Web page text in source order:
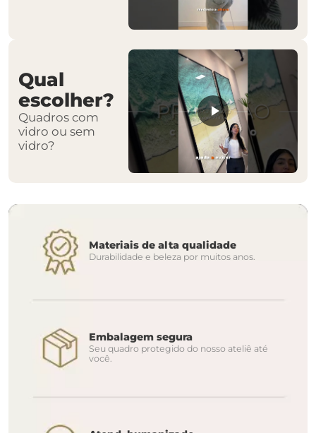
Qual
escolher?
Quadros com
vidro ou sem
vidro?
Materiais de alta qualidade
Durabilidade e beleza por muitos anos.
Embalagem segura
Seu quadro protegido do nosso ateliê até
você.